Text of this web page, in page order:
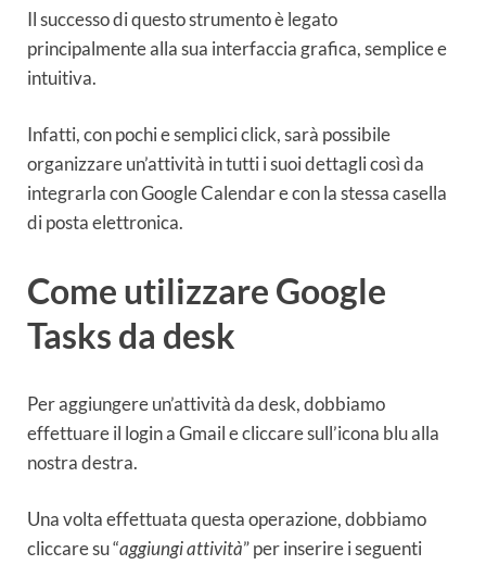
Il successo di questo strumento è legato
principalmente alla sua interfaccia grafica, semplice e
intuitiva.
Infatti, con pochi e semplici click, sarà possibile
organizzare un’attività in tutti i suoi dettagli così da
integrarla con Google Calendar e con la stessa casella
di posta elettronica.
Come utilizzare Google
Tasks da desk
Per aggiungere un’attività da desk, dobbiamo
effettuare il login a Gmail e cliccare sull’icona blu alla
nostra destra.
Una volta effettuata questa operazione, dobbiamo
cliccare su “aggiungi attività” per inserire i seguenti